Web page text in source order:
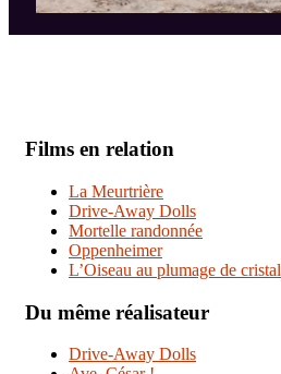
Films en relation
La Meurtrière
Drive-Away Dolls
Mortelle randonnée
Oppenheimer
L’Oiseau au plumage de cristal
Du même réalisateur
Drive-Away Dolls